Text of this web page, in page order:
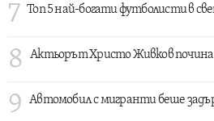
7 Топ 5 най-богати футболисти в
8 Актьорът Христо Живков
9 Автомобил с мигранти беше